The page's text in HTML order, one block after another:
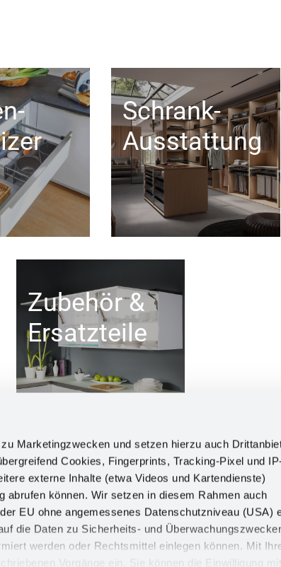
Marketingzwecken und setzen hierzu auch
Cookies, Fingerprints, Tracking-Pixel und
externe Inhalte (etwa Videos und Kartendienste)
abrufen können. Wir setzen in diesem Rahmen auch
EU ohne angemessenes Datenschutzniveau (USA)
die Daten zu Sicherheits- und
werden oder Rechtsmittel einlegen können. Mit
Vorgänge ein. Sie können die Einwilligung mit
Schrank-
Ausstattung
Zubehör &
Ersatzteile
Impressum
Datenschutz